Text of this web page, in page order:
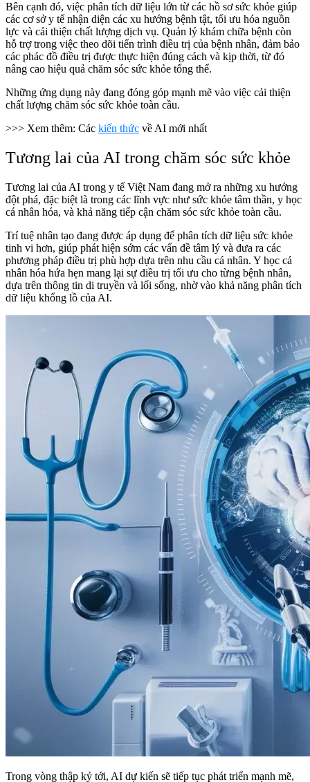
Bên cạnh đó, việc phân tích dữ liệu lớn từ các hồ sơ sức khỏe giúp
các cơ sở y tế nhận diện các xu hướng bệnh tật, tối ưu hóa nguồn
lực và cải thiện chất lượng dịch vụ. Quản lý khám chữa bệnh còn
hỗ trợ trong việc theo dõi tiến trình điều trị của bệnh nhân, đảm bảo
các phác đồ điều trị được thực hiện đúng cách và kịp thời, từ đó
nâng cao hiệu quả chăm sóc sức khỏe tổng thể.
Những ứng dụng này đang đóng góp mạnh mẽ vào việc cải thiện
chất lượng chăm sóc sức khỏe toàn cầu.
>>> Xem thêm: Các kiến thức về AI mới nhất
Tương lai của AI trong chăm sóc sức khỏe
Tương lai của AI trong y tế Việt Nam đang mở ra những xu hướng
đột phá, đặc biệt là trong các lĩnh vực như sức khỏe tâm thần, y học
cá nhân hóa, và khả năng tiếp cận chăm sóc sức khỏe toàn cầu.
Trí tuệ nhân tạo đang được áp dụng để phân tích dữ liệu sức khỏe
tinh vi hơn, giúp phát hiện sớm các vấn đề tâm lý và đưa ra các
phương pháp điều trị phù hợp dựa trên nhu cầu cá nhân. Y học cá
nhân hóa hứa hẹn mang lại sự điều trị tối ưu cho từng bệnh nhân,
dựa trên thông tin di truyền và lối sống, nhờ vào khả năng phân tích
dữ liệu khổng lồ của AI.
Trong vòng thập kỷ tới, AI dự kiến sẽ tiếp tục phát triển mạnh mẽ,